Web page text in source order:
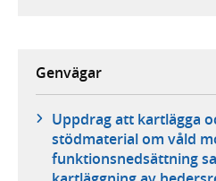
Genvägar
Uppdrag att kartlägga
stödmaterial om våld
funktionsnedsättning